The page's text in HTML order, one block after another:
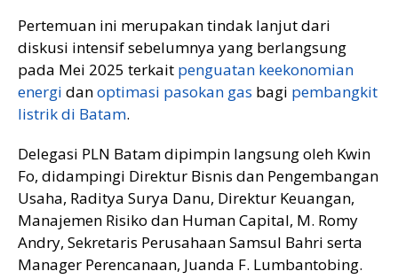
Pertemuan ini merupakan tindak lanjut dari
diskusi intensif sebelumnya yang berlangsung
pada Mei 2025 terkait penguatan keekonomian
energi danoptimasi pasokan gas bagi pembangkit
listrik di Batam.
Delegasi PLN Batam dipimpin langsung oleh Kwin
Fo, didampingi Direktur Bisnis dan Pengembangan
Usaha, Raditya Surya Danu, Direktur Keuangan,
Manajemen Risiko dan Human Capital, M. Romy
Andry, Sekretaris Perusahaan Samsul Bahri serta
Manager Perencanaan, Juanda F. Lumbantobing.